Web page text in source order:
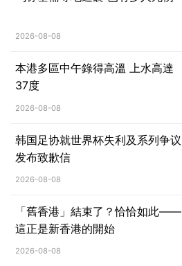
2026-08-08
本港多區中午錄得高溫 上水高達
37度
2026-08-08
韩国足协就世界杯失利及系列争议
发布致歉信
2026-08-08
「舊香港」結束了？恰恰如此——
這正是新香港的開始
2026-08-08